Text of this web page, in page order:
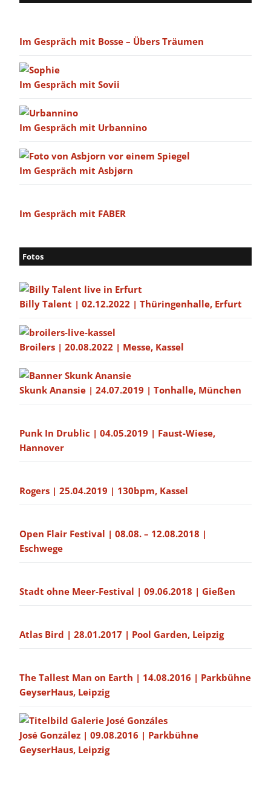
Im Gespräch mit Bosse – Übers Träumen
Im Gespräch mit Sovii
Im Gespräch mit Urbannino
Im Gespräch mit Asbjørn
Im Gespräch mit FABER
Fotos
Billy Talent | 02.12.2022 | Thüringenhalle, Erfurt
Broilers | 20.08.2022 | Messe, Kassel
Skunk Anansie | 24.07.2019 | Tonhalle, München
Punk In Drublic | 04.05.2019 | Faust-Wiese,
Hannover
Rogers | 25.04.2019 | 130bpm, Kassel
Open Flair Festival | 08.08. – 12.08.2018 |
Eschwege
Stadt ohne Meer-Festival | 09.06.2018 | Gießen
Atlas Bird | 28.01.2017 | Pool Garden, Leipzig
The Tallest Man on Earth | 14.08.2016 | Parkbühne
GeyserHaus, Leipzig
José González | 09.08.2016 | Parkbühne
GeyserHaus, Leipzig